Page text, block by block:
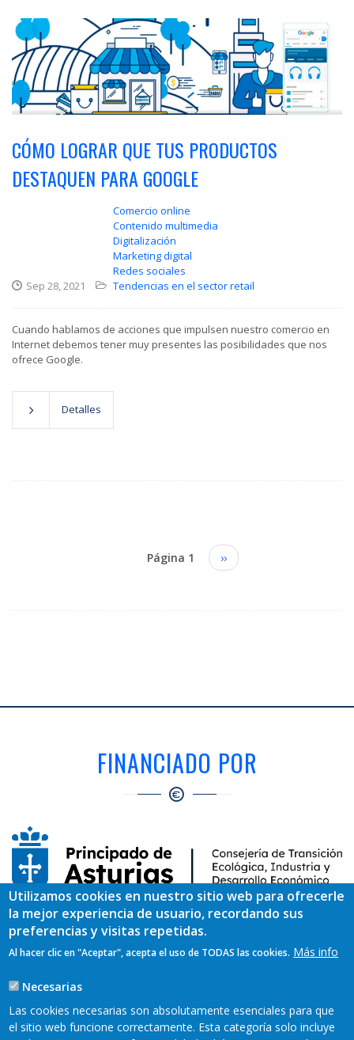
CÓMO LOGRAR QUE TUS PRODUCTOS
DESTAQUEN PARA GOOGLE
Sep 28, 2021
Comercio online
Contenido multimedia
Digitalización
Marketing digital
Redes sociales
Tendencias en el sector retail
Cuando hablamos de acciones que impulsen nuestro comercio en
Internet debemos tener muy presentes las posibilidades que nos
ofrece Google.
Detalles
Página 1
Siguiente
página
››
FINANCIADO POR
EJECUTADO POR
Utilizamos cookies en nuestro sitio web para ofrecerle
la mejor experiencia de usuario, recordando sus
preferencias y visitas repetidas.
Al hacer clic en "Aceptar", acepta el uso de TODAS las cookies. Más info
Necesarias
Las cookies necesarias son absolutamente esenciales para que
el sitio web funcione correctamente. Esta categoría solo incluye